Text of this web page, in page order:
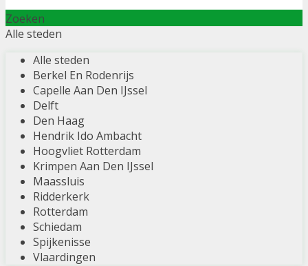
Zoeken
Alle steden
Alle steden
Berkel En Rodenrijs
Capelle Aan Den IJssel
Delft
Den Haag
Hendrik Ido Ambacht
Hoogvliet Rotterdam
Krimpen Aan Den IJssel
Maassluis
Ridderkerk
Rotterdam
Schiedam
Spijkenisse
Vlaardingen